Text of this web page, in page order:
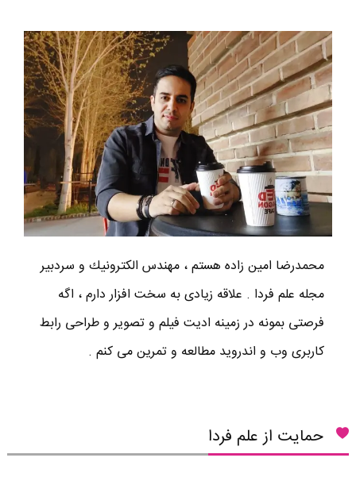
محمدرضا امين زاده هستم ، مهندس الكترونيك و سردبير
مجله علم فردا . علاقه زیادی به سخت افزار دارم ، اگه
فرصتی بمونه در زمینه ادیت فیلم و تصویر و طراحی رابط
کاربری وب و اندروید مطالعه و تمرین می کنم .
حمایت از علم فردا